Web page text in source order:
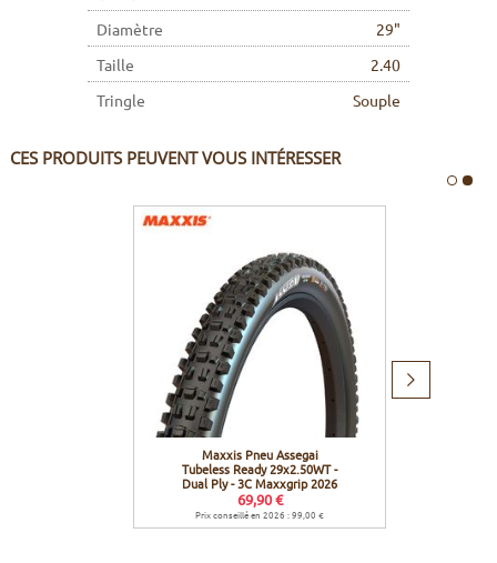
Diamètre
29"
Taille
2.40
Tringle
Souple
CES PRODUITS PEUVENT VOUS INTÉRESSER
Maxxis Pneu Assegai
Tubeless Ready 29x2.50WT -
Dual Ply - 3C Maxxgrip 2026
69,90 €
Prix conseillé en 2026 : 99,00 €
Produit